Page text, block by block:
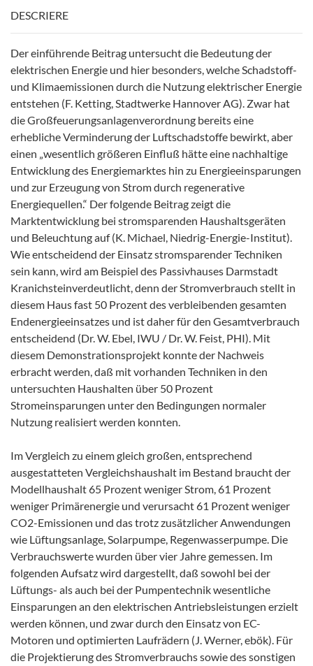
DESCRIERE
Der einführende Beitrag untersucht die Bedeutung der
elektrischen Energie und hier besonders, welche Schadstoff-
und Klimaemissionen durch die Nutzung elektrischer Energie
entstehen (F. Ketting, Stadtwerke Hannover AG). Zwar hat
die Großfeuerungsanlagenverordnung bereits eine
erhebliche Verminderung der Luftschadstoffe bewirkt, aber
einen „wesentlich größeren Einfluß hätte eine nachhaltige
Entwicklung des Energiemarktes hin zu Energieeinsparungen
und zur Erzeugung von Strom durch regenerative
Energiequellen.“ Der folgende Beitrag zeigt die
Marktentwicklung bei stromsparenden Haushaltsgeräten
und Beleuchtung auf (K. Michael, Niedrig-Energie-Institut).
Wie entscheidend der Einsatz stromsparender Techniken
sein kann, wird am Beispiel des Passivhauses Darmstadt
Kranichsteinverdeutlicht, denn der Stromverbrauch stellt in
diesem Haus fast 50 Prozent des verbleibenden gesamten
Endenergieeinsatzes und ist daher für den Gesamtverbrauch
entscheidend (Dr. W. Ebel, IWU / Dr. W. Feist, PHI). Mit
diesem Demonstrationsprojekt konnte der Nachweis
erbracht werden, daß mit vorhanden Techniken in den
untersuchten Haushalten über 50 Prozent
Stromeinsparungen unter den Bedingungen normaler
Nutzung realisiert werden konnten.
Im Vergleich zu einem gleich großen, entsprechend
ausgestatteten Vergleichshaushalt im Bestand braucht der
Modellhaushalt 65 Prozent weniger Strom, 61 Prozent
weniger Primärenergie und verursacht 61 Prozent weniger
CO2-Emissionen und das trotz zusätzlicher Anwendungen
wie Lüftungsanlage, Solarpumpe, Regenwasserpumpe. Die
Verbrauchswerte wurden über vier Jahre gemessen. Im
folgenden Aufsatz wird dargestellt, daß sowohl bei der
Lüftungs- als auch bei der Pumpentechnik wesentliche
Einsparungen an den elektrischen Antriebsleistungen erzielt
werden können, und zwar durch den Einsatz von EC-
Motoren und optimierten Laufrädern (J. Werner, ebök). Für
die Projektierung des Stromverbrauchs sowie des sonstigen